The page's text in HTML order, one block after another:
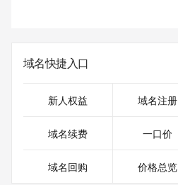
域名快捷入口
新人权益 域名注册
域名续费 一口价
域名回购 价格总览